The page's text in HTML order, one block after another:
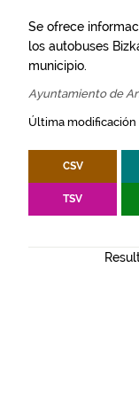
Se ofrece
los autobuses
municipio.
Ayuntamiento de
Última modificación
CSV
TSV